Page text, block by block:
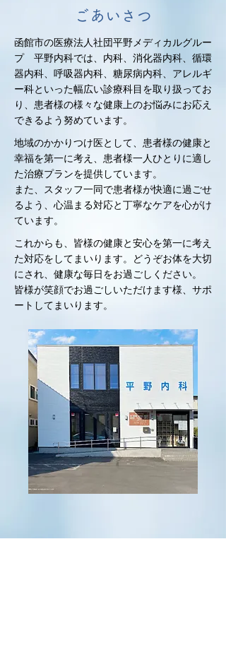
ごあいさつ
函館市の医療法人社団平野メディカルグルー
プ 平野内科では、内科、消化器内科、循環
器内科、呼吸器内科、糖尿病内科、アレルギ
ー科といった幅広い診療科目を取り扱ってお
り、患者様の様々な健康上のお悩みにお応え
できるよう努めています。
地域のかかりつけ医として、患者様の健康と
幸福を第一に考え、患者様一人ひとりに適し
た治療プランを提供しています。
また、スタッフ一同で患者様が快適に過ごせ
るよう、心温まる対応と丁寧なケアを心がけ
ています。
これからも、皆様の健康と安心を第一に考え
た対応をしてまいります。どうぞお体を大切
にされ、健康な毎日をお過ごしください。
皆様が笑顔でお過ごしいただけます様、サポ
ートしてまいります。